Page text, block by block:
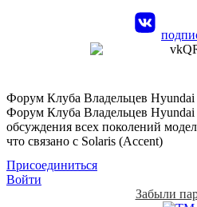
Форум Клуба Владельцев Hyundai
Форум Клуба Владельцев Hyundai
обсуждения всех поколений
что связано с Solaris (Accent)
Присоединиться
Войти
Забыли